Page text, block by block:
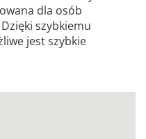
dla osób
szybkiemu
jest szybkie